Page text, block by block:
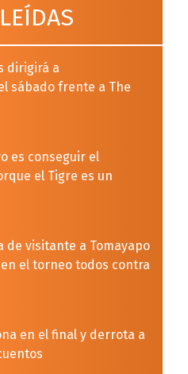
dirigirá a
sábado frente a The
es conseguir el
el Tigre es un
de visitante a Tomayapo
el torneo todos contra
en el final y derrota a